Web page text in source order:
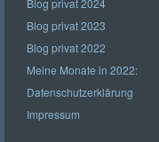
Blog privat 2024
Blog privat 2023
Blog privat 2022
Meine Monate in 2022:
Datenschutzerklärung
Impressum